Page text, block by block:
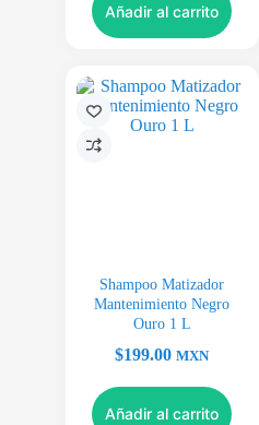
Añadir al carrito
Shampoo Matizador
Mantenimiento Negro
Ouro 1 L
$199.00 MXN
Añadir al carrito